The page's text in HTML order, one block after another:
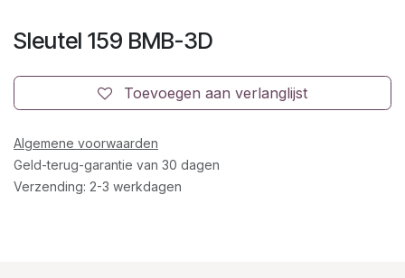
Sleutel 159 BMB-3D
Toevoegen aan verlanglijst
Algemene voorwaarden
Geld-terug-garantie van 30 dagen
Verzending: 2-3 werkdagen